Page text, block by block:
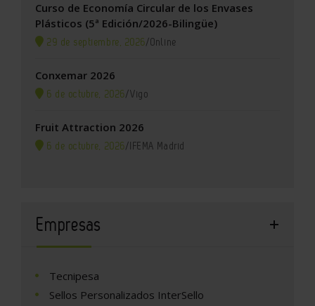
Curso de Economía Circular de los Envases
Plásticos (5ª Edición/2026-Bilingüe)
29 de septiembre, 2026/Online
Conxemar 2026
6 de octubre, 2026/Vigo
Fruit Attraction 2026
6 de octubre, 2026/IFEMA Madrid
Empresas
Tecnipesa
Sellos Personalizados InterSello